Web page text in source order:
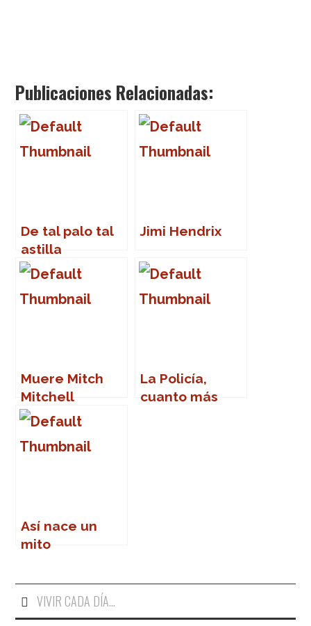
Publicaciones Relacionadas:
De tal palo tal
astilla
Jimi Hendrix
Muere Mitch
Mitchell
La Policía,
cuanto más
Así nace un
mito
VIVIR CADA DÍA...